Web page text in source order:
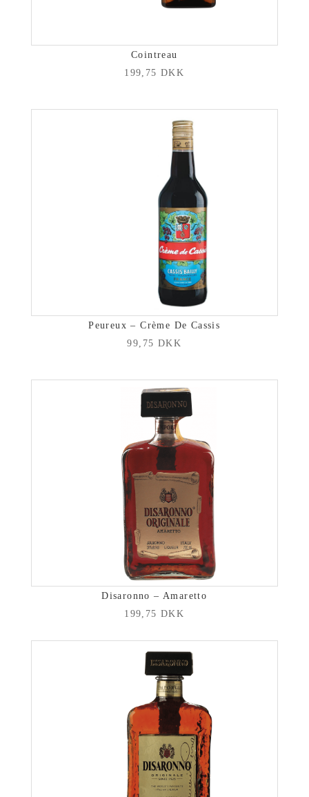
Cointreau
199,75DKK
Peureux – Crème De Cassis
99,75 DKK
Disaronno – Amaretto
199,75DKK